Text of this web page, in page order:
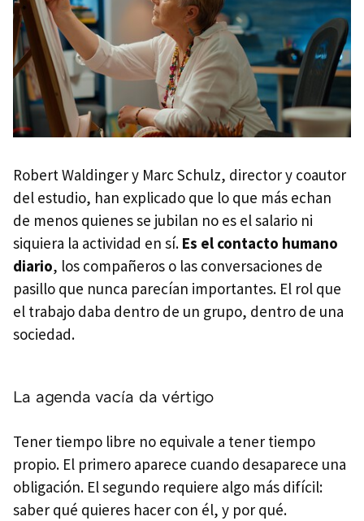
Robert Waldinger y Marc Schulz, director y coautor
del estudio, han explicado que lo que más echan
de menos quienes se jubilan no es el salario ni
siquiera la actividad en sí. Es el contacto humano
diario, los compañeros o las conversaciones de
pasillo que nunca parecían importantes. El rol que
el trabajo daba dentro de un grupo, dentro de una
sociedad.
La agenda vacía da vértigo
Tener tiempo libre no equivale a tener tiempo
propio. El primero aparece cuando desaparece una
obligación. El segundo requiere algo más difícil:
saber qué quieres hacer con él, y por qué.